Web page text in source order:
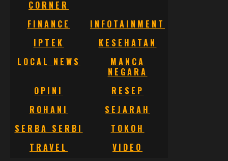
CORNER
FINANCE
INFOTAINMENT
IPTEK
KESEHATAN
LOCAL NEWS
MANCA
NEGARA
OPINI
RESEP
ROHANI
SEJARAH
SERBA SERBI
TOKOH
TRAVEL
VIDEO